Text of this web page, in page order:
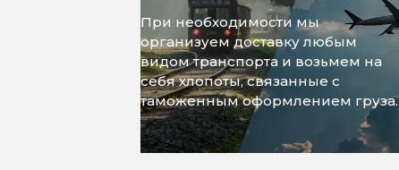
При необходимости мы
организуем доставку любым
видом транспорта и возьмем на
себя хлопоты, связанные с
таможенным оформлением груза.